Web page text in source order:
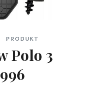
PRODUKT
Polo 3